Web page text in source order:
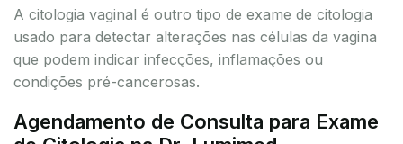
A citologia vaginal é outro tipo de exame de citologia
usado para detectar alterações nas células da vagina
que podem indicar infecções, inflamações ou
condições pré-cancerosas.
Agendamento de Consulta para Exame